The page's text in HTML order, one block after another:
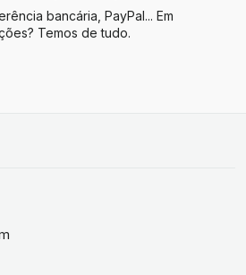
bancária, PayPal... Em
Temos de tudo.